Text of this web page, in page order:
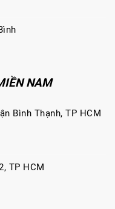
NAM
Bình Thạnh, TP HCM
TP HCM